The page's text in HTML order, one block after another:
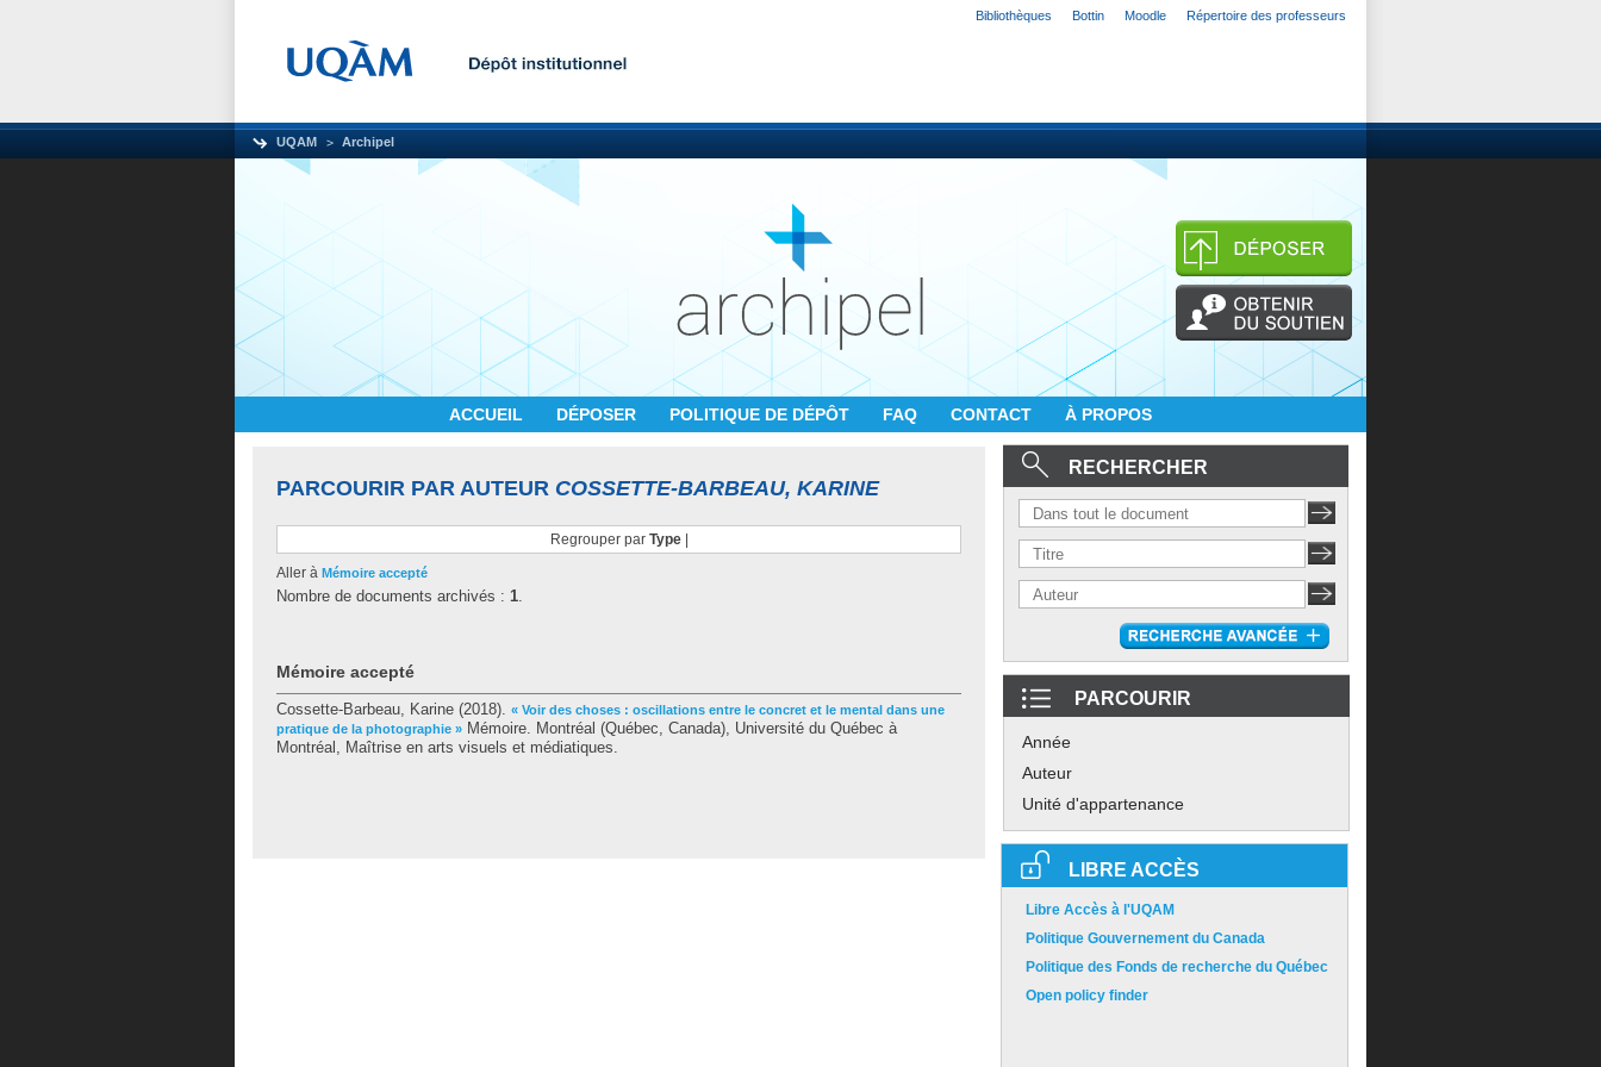
Bibliothèques Bottin Moodle Répertoire des professeurs
UQAM Archipel
ACCUEIL DÉPOSER POLITIQUE DE DÉPÔT FAQ CONTACT À PROPOS
PARCOURIR PAR AUTEUR COSSETTE-BARBEAU, KARINE
Regrouper par Type|
Aller à Mémoire accepté
Nombre de documents archivés : 1.
Mémoire accepté
Cossette-Barbeau, Karine (2018). « Voir des choses : oscillations entre le concret et le mental dans une
pratique de la photographie » Mémoire. Montréal (Québec, Canada), Université du Québec à
Montréal, Maîtrise en arts visuels et médiatiques.
RECHERCHER
PARCOURIR
Année
Auteur
Unité d'appartenance
LIBRE ACCÈS
Libre Accès à l'UQAM
Politique Gouvernement du Canada
Politique des Fonds de recherche du Québec
Open policy finder